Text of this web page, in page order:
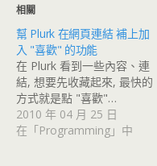
相關
幫 Plurk 在網頁連結 補上加
入 "喜歡" 的功能
在 Plurk 看到一些內容、連
結, 想要先收藏起來, 最快的
方式就是點 "喜歡"…
2010 年 04 月 25 日
在「Programming」中